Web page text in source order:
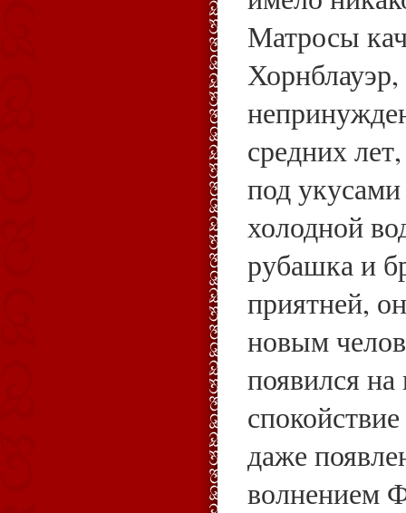
Матросы
Хорнблауэр,
средних
под
холодной
рубашка и
приятней,
новым
появился
даже
волнением